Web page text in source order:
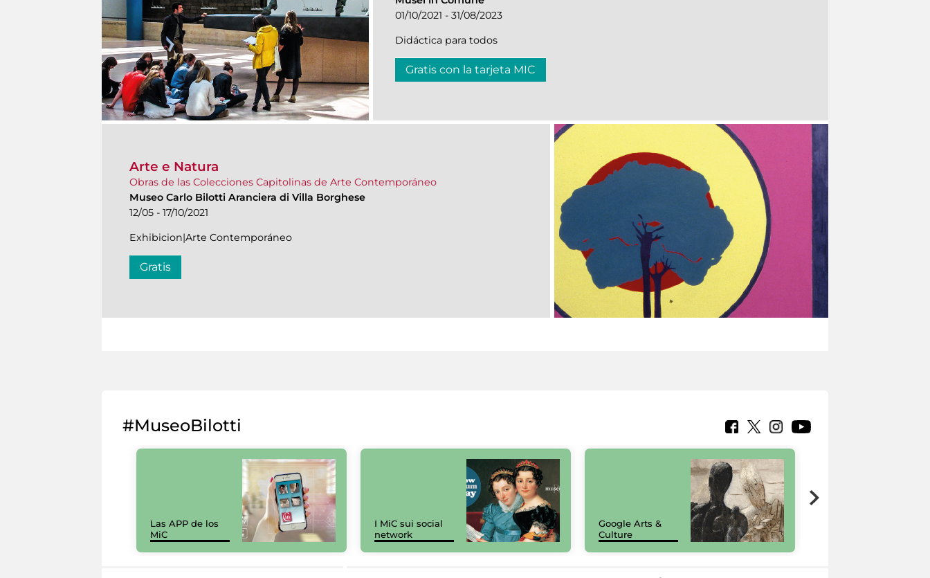
01/10/2021 - 31/08/2023
Didáctica para todos
Gratis con la tarjeta MIC
Arte e Natura
Obras de las Colecciones Capitolinas de Arte Contemporáneo
Museo Carlo Bilotti Aranciera di Villa Borghese
12/05 - 17/10/2021
Exhibicion|Arte Contemporáneo
Gratis
#MuseoBilotti
Las APP de los
MiC
I MiC sui social
network
Google Arts &
Culture